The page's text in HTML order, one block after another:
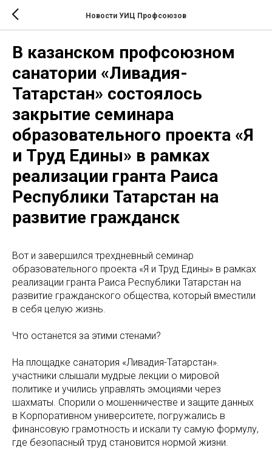
Новости УИЦ Профсоюзов
В казанском профсоюзном
санатории «Ливадия-
Татарстан» состоялось
закрытие семинара
образовательного проекта «Я
и Труд Едины» в рамках
реализации гранта Раиса
Республики Татарстан на
развитие гражданск
Вот и завершился трехдневный семинар
образовательного проекта «Я и Труд Едины» в рамках
реализации гранта Раиса Республики Татарстан на
развитие гражданского общества, который вместили
в себя целую жизнь.
Что останется за этими стенами?
На площадке санатория «Ливадия-Татарстан».
участники слышали мудрые лекции о мировой
политике и учились управлять эмоциями через
шахматы. Спорили о мошенничестве и защите данных
в Корпоративном университете, погружались в
финансовую грамотность и искали ту самую формулу,
где безопасный труд становится нормой жизни.